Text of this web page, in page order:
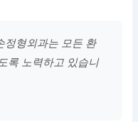
정형외과는 모든 환
록 노력하고 있습니